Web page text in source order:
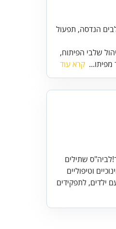
הנדסה, תפעול
שלבי הפיתוח,
קרא עוד
שתילים
וטיפוליים
ילדים, לתפקידים